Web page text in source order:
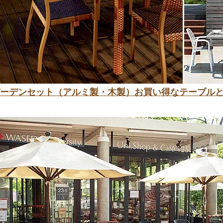
デンセット（アルミ製・木製）お買い得なテーブル